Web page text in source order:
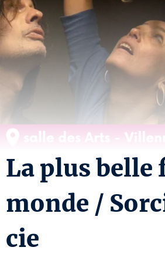
La plus belle
monde /
cie